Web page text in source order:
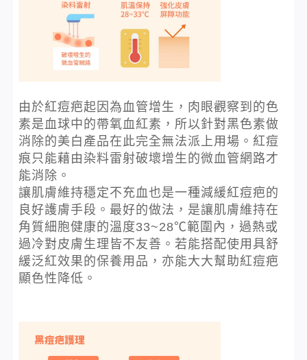
由於紅痘疤起因為血管增生，肉眼觀察到的色
素是血球中的帶氧血紅素，所以針對黑色素做
消除的美白產品在此完全無法派上用場。紅痘
痕只能藉由染料雷射破壞增生的微血管網路才
能消除。
讓肌膚維持穩定不充血也是一種減緩紅痘疤的
良好護膚手段。最好的做法，是讓肌膚維持在
角質細胞健康的溫度33~28℃範圍內，過熱或
過冷對皮膚生理皆不友善。若能搭配使用具舒
緩泛紅效果的保養用品，亦能大大幫助紅痘疤
顯色性降低。